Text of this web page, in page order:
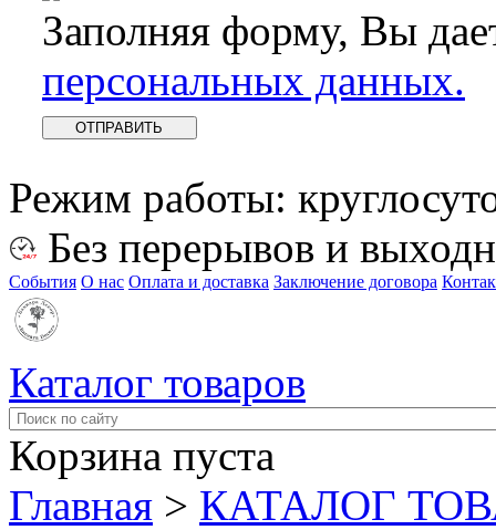
Заполняя форму, Вы
персональных данных.
Режим работы:
Без перерывов и
События О нас Оплата и доставка Заключение договора
Каталог товаров
Корзина пуста
Главная > КАТАЛОГ